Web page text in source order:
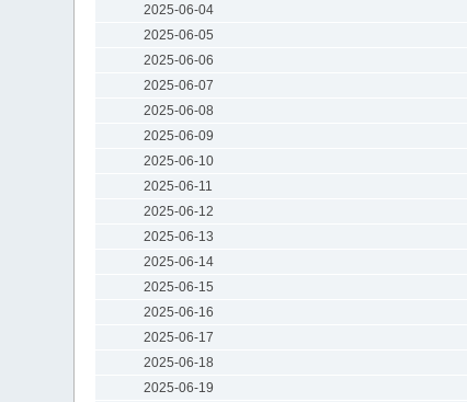
2025-06-04
2025-06-05
2025-06-06
2025-06-07
2025-06-08
2025-06-09
2025-06-10
2025-06-11
2025-06-12
2025-06-13
2025-06-14
2025-06-15
2025-06-16
2025-06-17
2025-06-18
2025-06-19